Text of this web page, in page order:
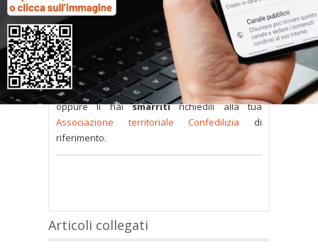
Tutti i documenti presenti nelle Banche dati
sono
a disposizione dei soci
ma per poterli
consultare occorre
inserire i dati di accesso
nel modulo a destra della pagina.
Senon possiedi nome utente e password
oppure li haismarritirichiedili alla tua
Associazione territoriale Confedilizia di
riferimento.
Articoli collegati